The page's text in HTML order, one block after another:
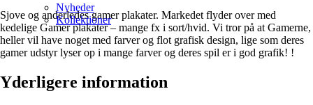
Nyheder
Kollektioner
Sjove og anderledes gamer plakater. Markedet flyder over med
kedelige Gamer plakater – mange fx i sort/hvid. Vi tror på at Gamerne,
heller vil have noget med farver og flot grafisk design, lige som deres
gamer udstyr lyser op i mange farver og deres spil er i god grafik! !
Yderligere information